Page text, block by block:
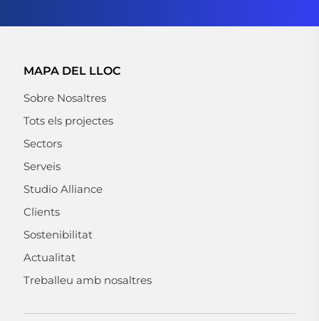
MAPA DEL LLOC
Sobre Nosaltres
Tots els projectes
Sectors
Serveis
Studio Alliance
Clients
Sostenibilitat
Actualitat
Treballeu amb nosaltres